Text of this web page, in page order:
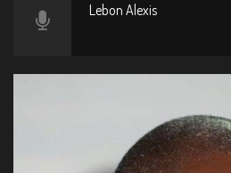
Lebon Alexis